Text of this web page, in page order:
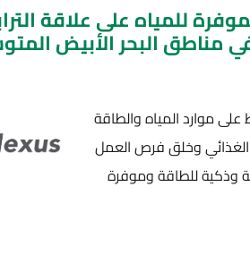
للمياه على علاقة
مناطق البحر الأبيض
موارد المياه والطاقة
الغذائي وخلق فرص العمل
وذكية للطاقة وموفرة